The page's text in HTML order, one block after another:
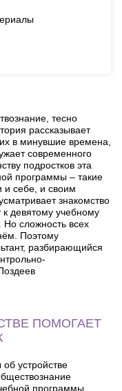
тесно
рассказывает
в минувшие времена,
современного
подростков эта
программы – такие
и себе, и своим
знакомство
к девятому учебному
Но сложность всех
Поэтому
разбирающийся
ПОМОГАЕТ
устройстве
программы,